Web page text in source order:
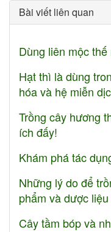
Bài viết liên quan
Dùng liên mộc
Hạt thì là dùng
hóa và hệ miễn
Trồng cây hương
ích đấy!
Khám phá tác
Những lý do để
phẩm và dược
Cây tầm bóp và